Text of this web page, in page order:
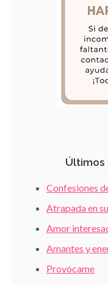
Últimos
Confesiones
Atrapada en
Amor
Amantes y
Provócame